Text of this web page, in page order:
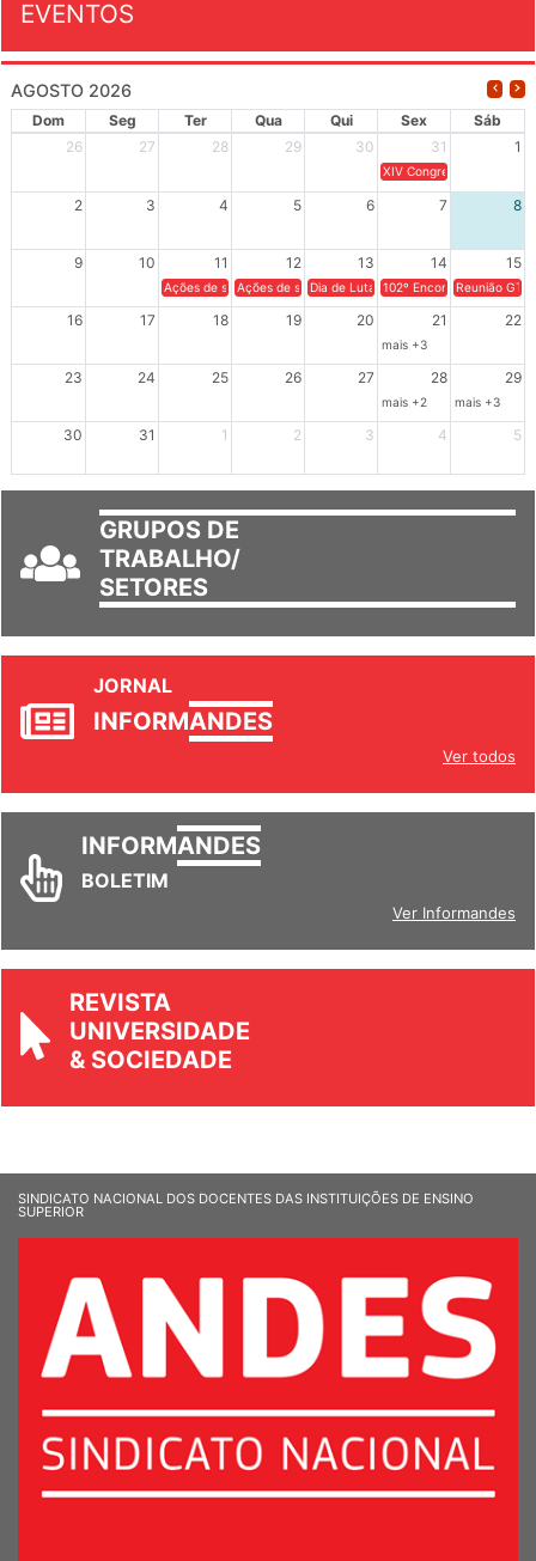
EVENTOS
AGOSTO 2026
Dom Seg Ter Qua Qui Sex
Sáb
26
27 28 29 30 31 1
XIV Congresso Brasileiro
2 3 4 5 6 7 8
9 10 11 12 13 14 15
Ações de solidariedade a Cuba no Rio Grande do Sul - 100
Ações de solidariedade a Cuba no Rio Grande do
Dia de Luta em Defesa de Cuba e da
102º Encontro da
Reunião
16 17 18 19 20 21 22
mais +3
23 24 25 26 27 28 29
mais +2 mais +3
30 31 1 2 3 4 5
GRUPOS DE
TRABALHO/
SETORES
JORNAL
INFORMANDES
Ver todos
INFORMANDES
BOLETIM
Ver Informandes
REVISTA
UNIVERSIDADE
& SOCIEDADE
SINDICATO NACIONAL DOS DOCENTES DAS INSTITUIÇÕES DE ENSINO
SUPERIOR